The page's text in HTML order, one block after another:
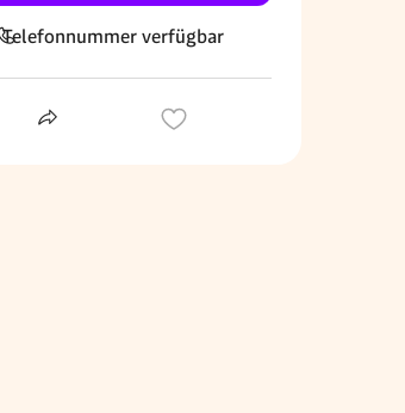
Telefonnummer verfügbar